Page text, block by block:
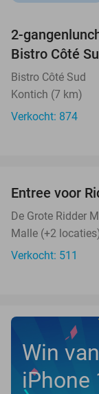
2-
Bistro Côté
Bistro Côté Sud
Kontich (7 km)
Verkocht: 874
Entree voor
De Grote Ridder
Malle (+2
Verkocht: 511
Win
iPhone